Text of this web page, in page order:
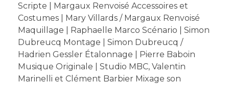
Scripte | Margaux Renvoisé Accessoires et
Costumes | Mary Villards / Margaux Renvoisé
Maquillage | Raphaelle Marco Scénario | Simon
Dubreucq Montage | Simon Dubreucq /
Hadrien Gessler Étalonnage | Pierre Baboin
Musique Originale | Studio MBC, Valentin
Marinelli et Clément Barbier Mixage son